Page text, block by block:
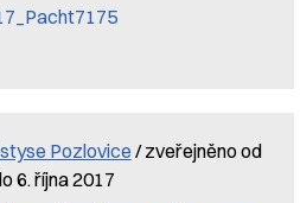
Pozlovice / zveřejněno od
6. října 2017